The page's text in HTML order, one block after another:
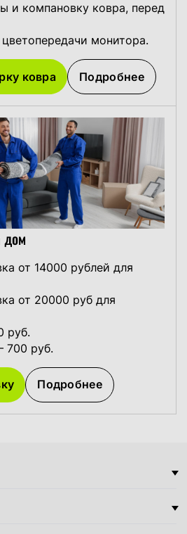
и компановку ковра, перед
монитора.
ковра Подробнее
дом
от 14000 рублей для
от 20000 руб для
руб.
руб.
Подробнее